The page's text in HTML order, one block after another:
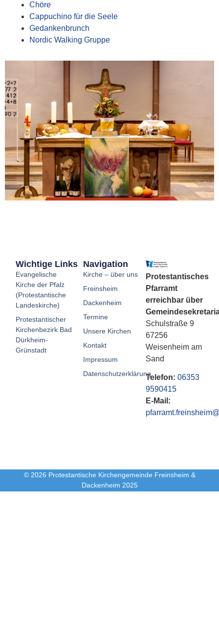
Chöre
Cappuchino für die Seele
Gedankenbrunch
Nordic Walking Gruppe
Protestantisches
Pfarramt
erreichbar über
Schulstraße 9
67256
Weisenheim am
Sand
Telefon: 06353
9590415
E-Mail:
Navigation
Kirche – über uns
Freinsheim
Dackenheim
Termine
Unsere Kirchen
Kontakt
Impressum
Datenschutzerklärung
Wichtige Links
Evangelische
Kirche der Pfalz
(Protestantische
Landeskirche)
Protestantischer
Kirchenbezirk Bad
Dürkheim-
Grünstadt
© 2026 Protestantische Kirchengemeinde Freinsheim &
Dackenheim 2025